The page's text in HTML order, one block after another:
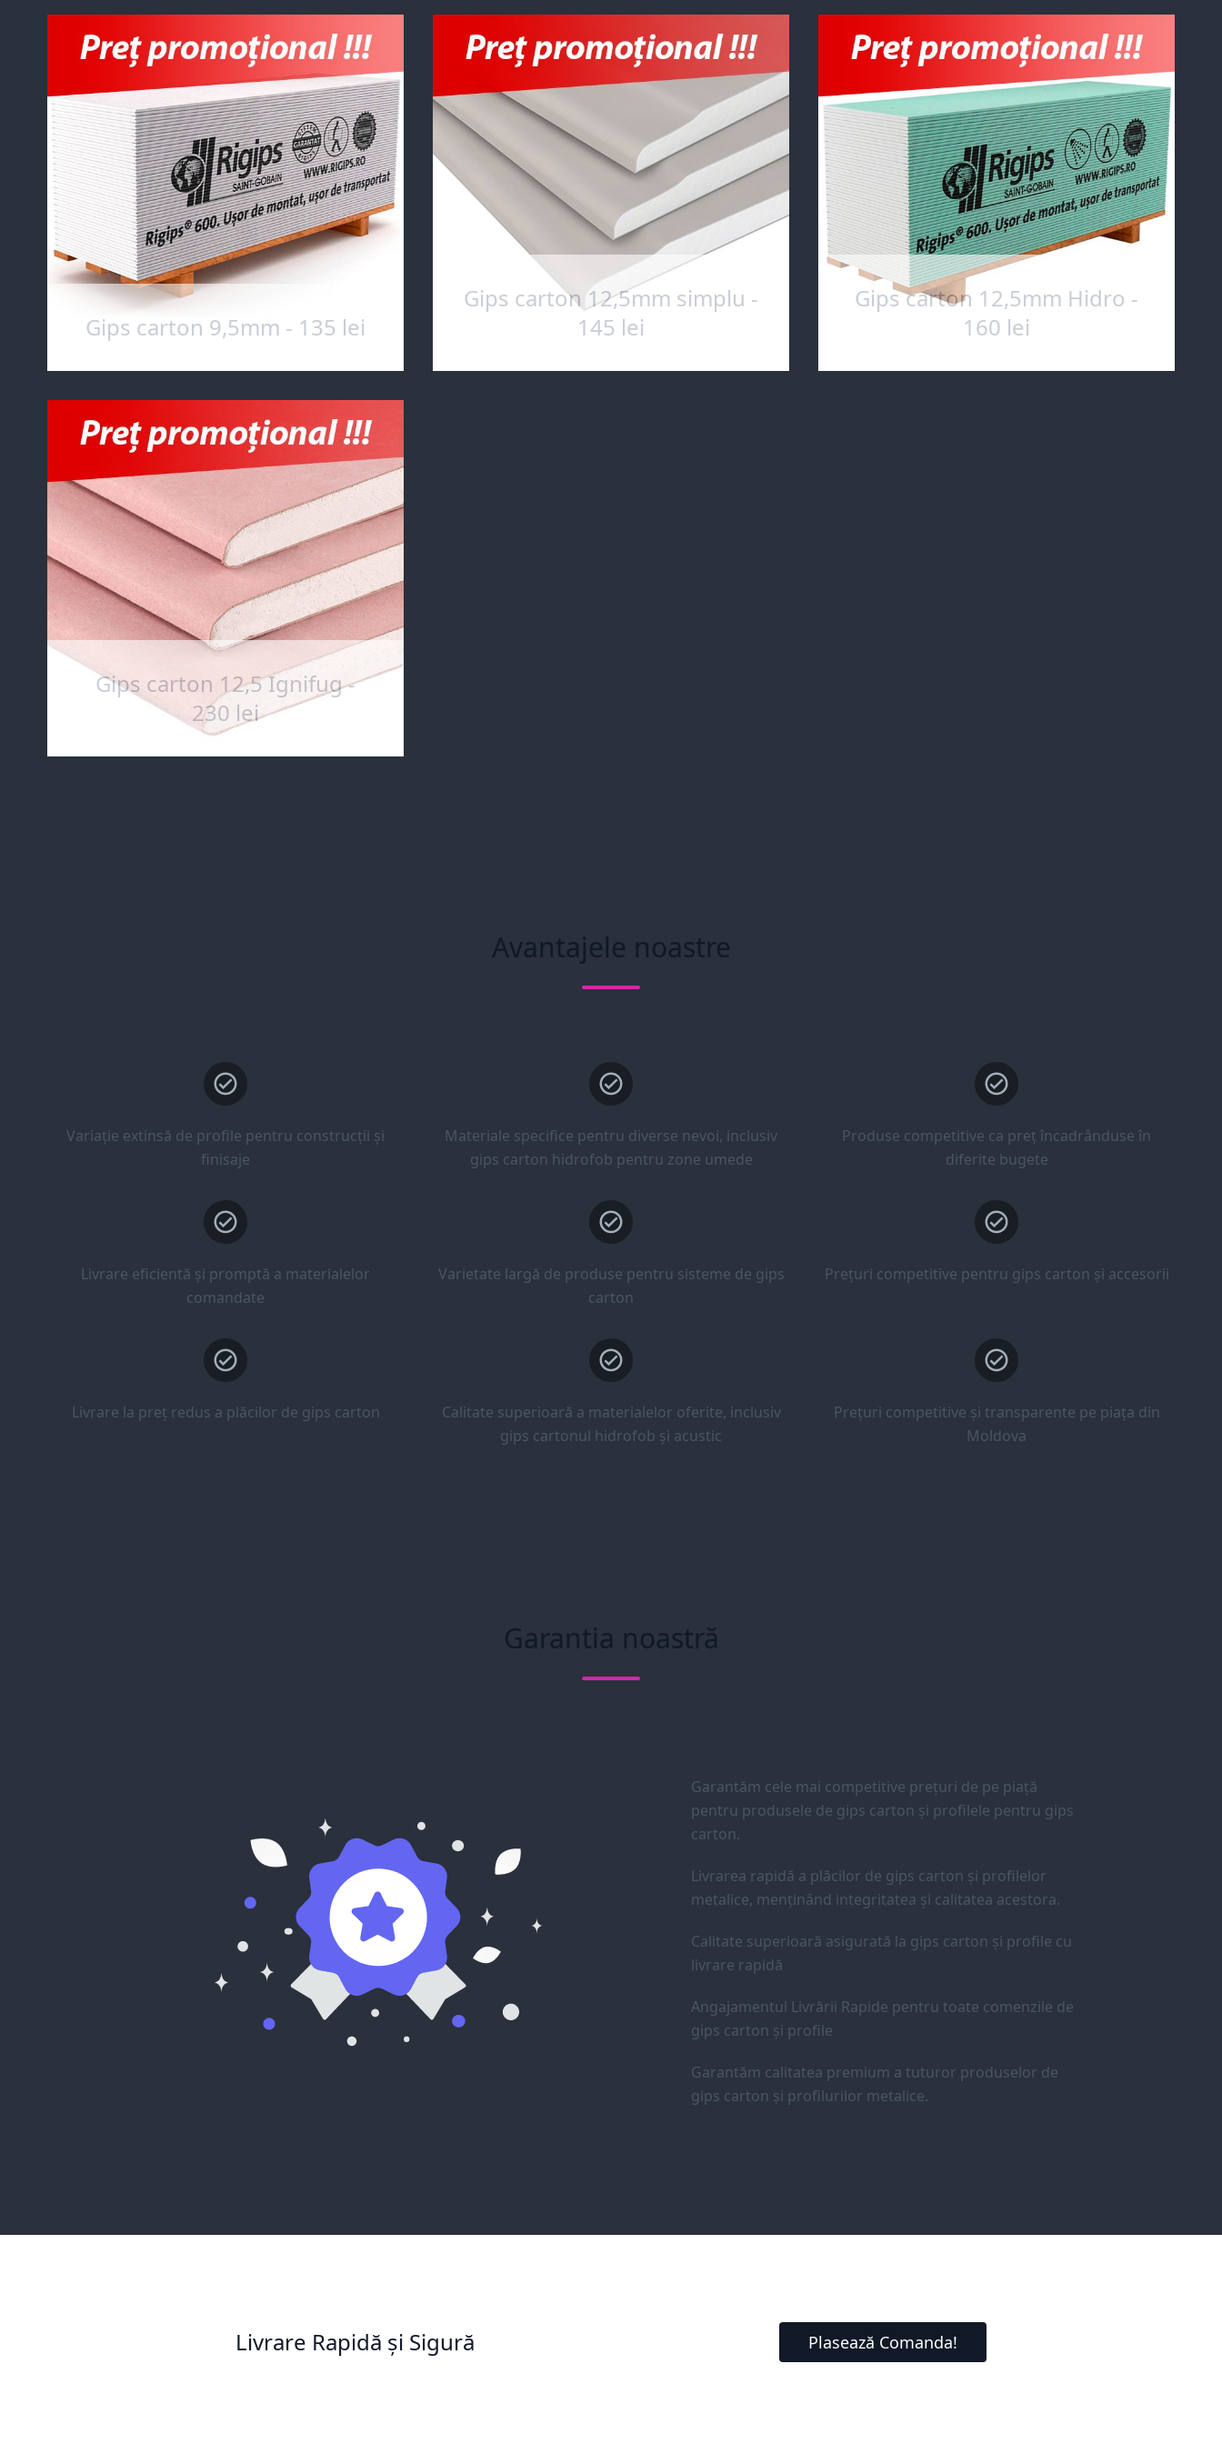
Gips carton 9,5mm - 135 lei
Gips carton 12,5mm simplu -
145 lei
Gips carton 12,5mm Hidro -
160 lei
Gips carton 12,5 Ignifug -
230 lei
Avantajele noastre
Variație extinsă de profile pentru construcții și
finisaje
Materiale specifice pentru diverse nevoi, inclusiv
gips carton hidrofob pentru zone umede
Produse competitive ca preț încadrânduse în
diferite bugete
Livrare eficientă și promptă a materialelor
comandate
Varietate largă de produse pentru sisteme de gips
carton
Prețuri competitive pentru gips carton și accesorii
Livrare la preț redus a plăcilor de gips carton
Calitate superioară a materialelor oferite, inclusiv
gips cartonul hidrofob și acustic
Prețuri competitive și transparente pe piața din
Moldova
Garantia noastră
Garantăm cele mai competitive prețuri de pe piață
pentru produsele de gips carton și profilele pentru gips
carton.
Livrarea rapidă a plăcilor de gips carton și profilelor
metalice, menținând integritatea și calitatea acestora.
Calitate superioară asigurată la gips carton și profile cu
livrare rapidă
Angajamentul Livrării Rapide pentru toate comenzile de
gips carton și profile
Garantăm calitatea premium a tuturor produselor de
gips carton și profilurilor metalice.
Livrare Rapidă și Sigură Plasează Comanda!